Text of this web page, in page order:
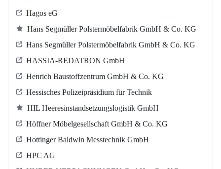
Hagos eG
Hans Segmüller Polstermöbelfabrik GmbH & Co. KG
Hans Segmüller Polstermöbelfabrik GmbH & Co. KG
HASSIA-REDATRON GmbH
Henrich Baustoffzentrum GmbH & Co. KG
Hessisches Polizeipräsidium für Technik
HIL Heeresinstandsetzungslogistik GmbH
Höffner Möbelgesellschaft GmbH & Co. KG
Hottinger Baldwin Messtechnik GmbH
HPC AG